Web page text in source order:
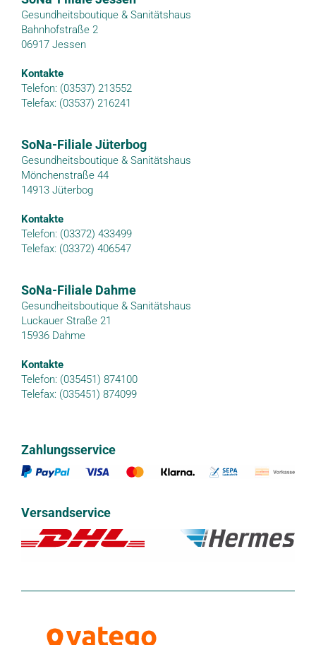
Gesundheitsboutique & Sanitätshaus
Bahnhofstraße 2
06917 Jessen
Kontakte
Telefon: (03537) 213552
Telefax: (03537) 216241
SoNa-Filiale Jüterbog
Gesundheitsboutique & Sanitätshaus
Mönchenstraße 44
14913 Jüterbog
Kontakte
Telefon: (03372) 433499
Telefax: (03372) 406547
SoNa-Filiale Dahme
Gesundheitsboutique & Sanitätshaus
Luckauer Straße 21
15936 Dahme
Kontakte
Telefon: (035451) 874100
Telefax: (035451) 874099
Zahlungsservice
Versandservice